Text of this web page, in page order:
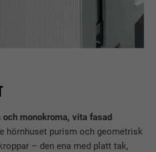
monokroma, vita fasad
hörnhuset purism och geometrisk
– den ena med platt tak,